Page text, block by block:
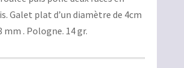
:est :
8,00€.
Galet plat d’un diamètre de 4cm
mm . Pologne. 14 gr.